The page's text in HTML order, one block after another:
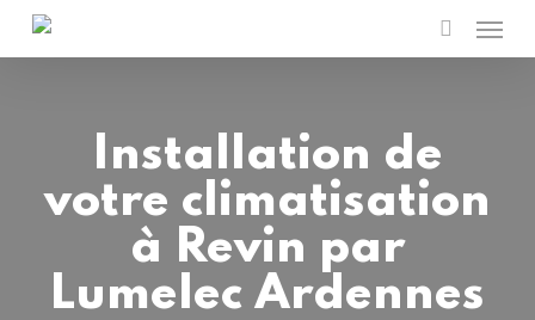
Skip
search
Installation de
votre climatisation
à Revin par
Lumelec Ardennes